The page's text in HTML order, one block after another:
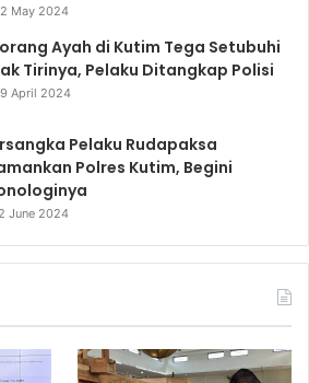
May 2024
Ayah di Kutim Tega Setubuhi
Tirinya, Pelaku Ditangkap Polisi
April 2024
Pelaku Rudapaksa
Polres Kutim, Begini
June 2024